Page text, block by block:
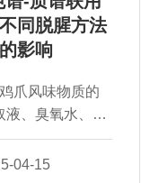
3 种样品基质
乙酸加标量
102.1%，相对
哚乙酸的快速
同脱腥方法
影响
爪风味物质的
液、臭氧水、酵
法对其进行处
定鸡爪的挥发
04-15